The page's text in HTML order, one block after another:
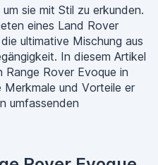
sie mit Stil zu erkunden.
eines Land Rover
ultimative Mischung aus
In diesem Artikel
Range Rover Evoque in
und Vorteile er
umfassenden